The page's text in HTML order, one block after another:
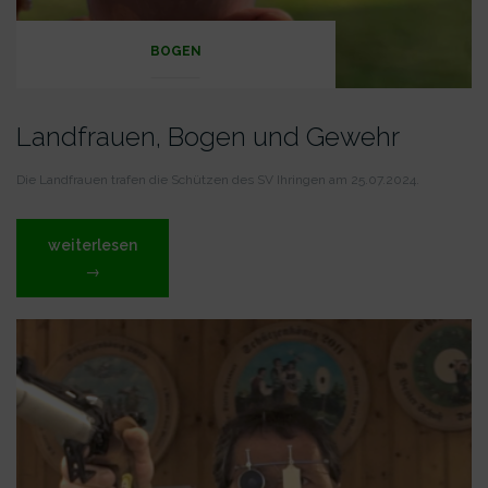
BOGEN
Landfrauen, Bogen und Gewehr
Die Landfrauen trafen die Schützen des SV Ihringen am 25.07.2024.
„Landfrauen,
Bogen
und
Gewehr“
weiterlesen
→